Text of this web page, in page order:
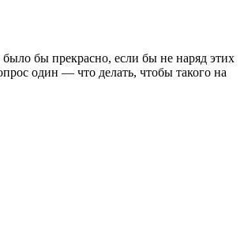
бы прекрасно, если бы не наряд этих
один — что делать, чтобы такого на